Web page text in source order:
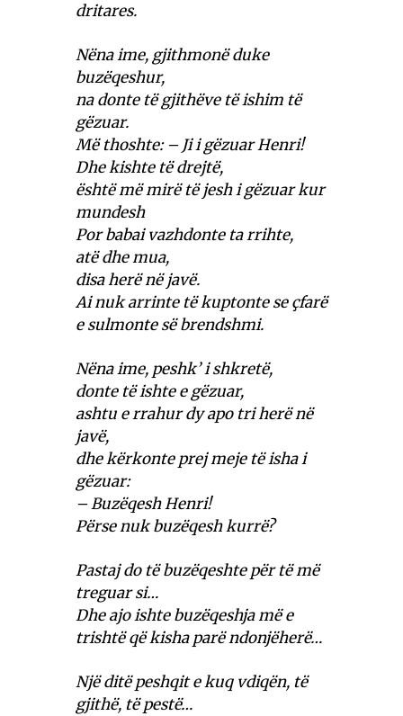
dritares.
Nëna ime, gjithmonë duke
buzëqeshur,
na donte të gjithëve të ishim të
gëzuar.
Më thoshte: – Ji i gëzuar Henri!
Dhe kishte të drejtë,
është më mirë të jesh i gëzuar kur
mundesh
Por babai vazhdonte ta rrihte,
atë dhe mua,
disa herë në javë.
Ai nuk arrinte të kuptonte se çfarë
e sulmonte së brendshmi.
Nëna ime, peshk’ i shkretë,
donte të ishte e gëzuar,
ashtu e rrahur dy apo tri herë në
javë,
dhe kërkonte prej meje të isha i
gëzuar:
– Buzëqesh Henri!
Përse nuk buzëqesh kurrë?
Pastaj do të buzëqeshte për të më
treguar si…
Dhe ajo ishte buzëqeshja më e
trishtë që kisha parë ndonjëherë…
Një ditë peshqit e kuq vdiqën, të
gjithë, të pestë…